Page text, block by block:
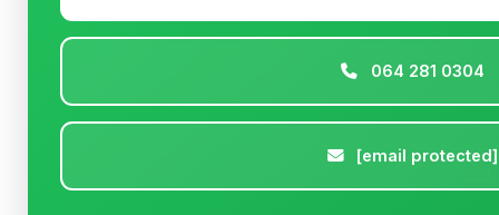
064 281 0304
[email protected]